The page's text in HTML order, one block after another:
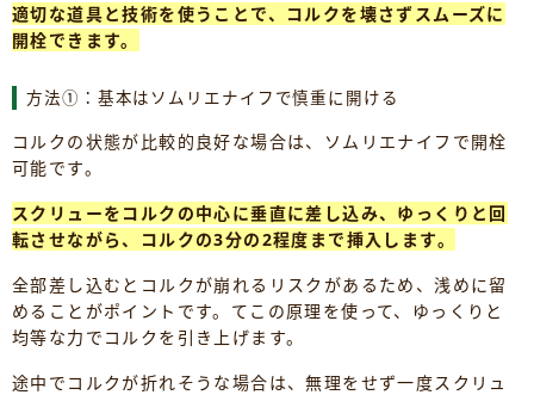
適切な道具と技術を使うことで、コルクを壊さずスムーズに
開栓できます。
方法①：基本はソムリエナイフで慎重に開ける
コルクの状態が比較的良好な場合は、ソムリエナイフで開栓
可能です。
スクリューをコルクの中心に垂直に差し込み、ゆっくりと回
転させながら、コルクの3分の2程度まで挿入します。
全部差し込むとコルクが崩れるリスクがあるため、浅めに留
めることがポイントです。てこの原理を使って、ゆっくりと
均等な力でコルクを引き上げます。
途中でコルクが折れそうな場合は、無理をせず一度スクリュ